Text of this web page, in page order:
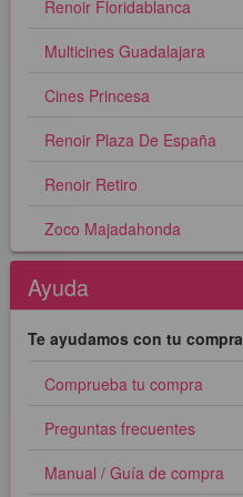
Renoir Floridablanca
Multicines Guadalajara
Cines Princesa
Renoir Plaza De España
Renoir Retiro
Zoco Majadahonda
Ayuda
Te ayudamos con tu compra
Comprueba tu compra
Preguntas frecuentes
Manual / Guía de compra